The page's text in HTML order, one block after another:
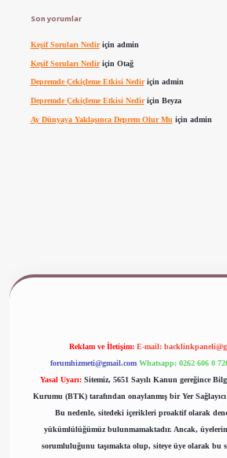
Son yorumlar
Keşif Soruları Nediriçin admin
Keşif Soruları Nediriçin Otağ
Depremde Çekiçleme Etkisi Nediriçin admin
Depremde Çekiçleme Etkisi Nediriçin Beyza
Ay Dünyaya Yaklaşınca Deprem Olur Mu için admin
Reklam ve İletişim: E-mail:
forumhizmeti@gmail.com Whatsapp: 0262 606 0
Yasal Uyarı: Sitemiz, 5651 Sayılı Kanun gereğince
Kurumu (BTK) tarafından onaylanmış bir Yer
Bu nedenle, sitedeki içerikleri proaktif olarak
yükümlülüğümüz bulunmamaktadır. Ancak,
sorumluluğunu taşımakta olup, siteye üye olarak bu